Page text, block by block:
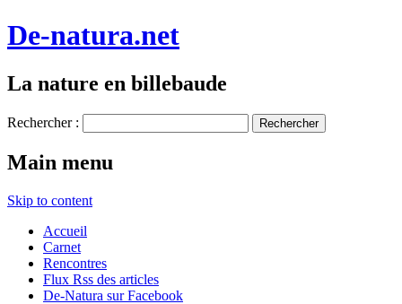
De-natura.net
La nature en billebaude
Rechercher :
Main menu
Skip to content
Accueil
Carnet
Rencontres
Flux Rss des articles
De-Natura sur Facebook